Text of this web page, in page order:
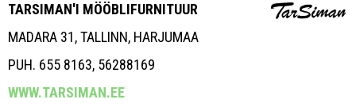
TARSIMAN'I MÖÖBLIFURNITUUR
MADARA 31, TALLINN, HARJUMAA
PUH. 655 8163, 56288169
WWW.TARSIMAN.EE